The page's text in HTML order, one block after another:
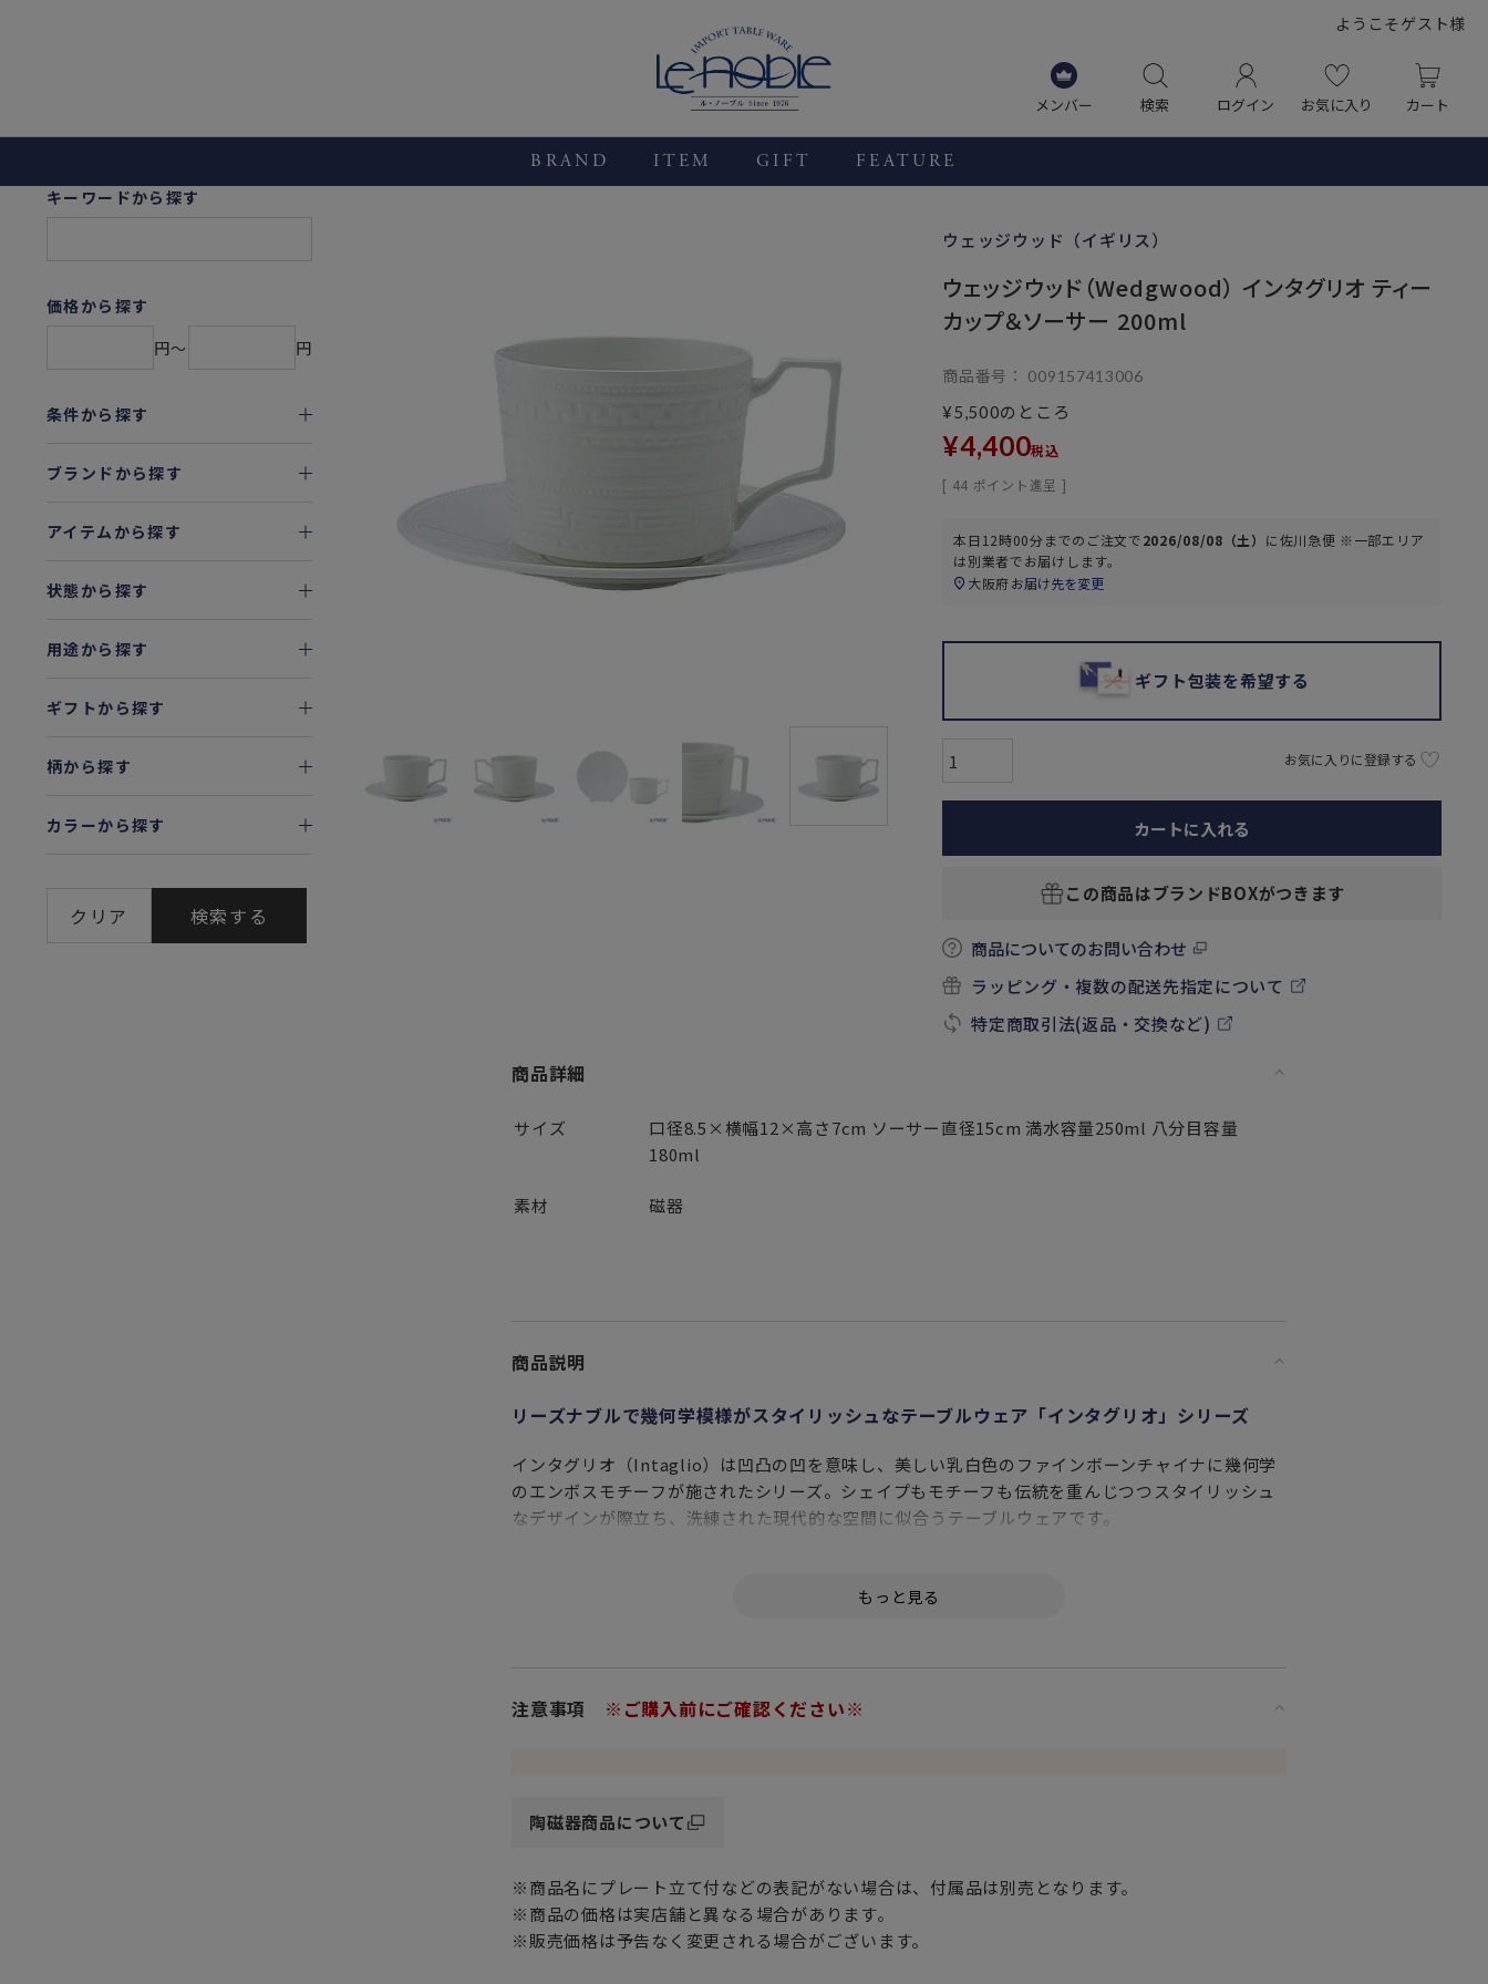
ようこそゲスト様
メンバー 検索 ログイン お気に入り カート
BRAND ITEM GIFT FEATURE
キーワードから探す
価格から探す
円〜
円
条件から探す
ブランドから探す
アイテムから探す
状態から探す
用途から探す
ギフトから探す
柄から探す
カラーから探す
クリア 検索する
ウェッジウッド（イギリス）
ウェッジウッド（Wedgwood） インタグリオ ティー
カップ＆ソーサー 200ml
商品番号 009157413006
¥5,500のところ
¥4,400税込
[ 44 ポイント進呈 ]
本日 12時00分までのご注文で2026/08/08（土） に佐川急便 ※一部エリア
は別業者でお届けします。
大阪府お届け先を変更
ギフト包装を希望する
お気に入りに登録する
カートに入れる
この商品はブランドBOXがつきます
商品についてのお問い合わせ
ラッピング・複数の配送先指定について
特定商取引法(返品・交換など)
商品詳細
サイズ
口径8.5×横幅12×高さ7cm ソーサー直径15cm 満水容量250ml 八分目容量
180ml
素材 磁器
商品説明
リーズナブルで幾何学模様がスタイリッシュなテーブルウェア「インタグリオ」シリーズ
インタグリオ（Intaglio）は凹凸の凹を意味し、美しい乳白色のファインボーンチャイナに幾何学
のエンボスモチーフが施されたシリーズ。シェイプもモチーフも伝統を重んじつつスタイリッシュ
なデザインが際立ち、洗練された現代的な空間に似合うテーブルウェアです。
注意事項 ※ご購入前にご確認ください※
陶磁器商品について
※商品名にプレート立て付などの表記がない場合は、付属品は別売となります。
※商品の価格は実店舗と異なる場合があります。
※販売価格は予告なく変更される場合がございます。